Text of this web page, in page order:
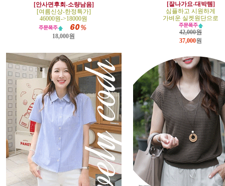
[안사면후회-소량남음]
[여름신상-한정특가]
46000원->18000원
18,000원
[잘나가요-대박템]
심플하고 시원하게
가벼운 실켓원단으로
42,000원
37,000원